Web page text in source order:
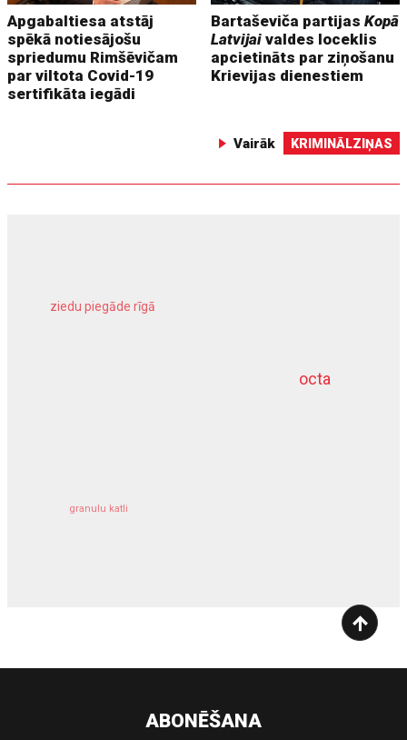
Apgabaltiesa atstāj
spēkā notiesājošu
spriedumu Rimšēvičam
par viltota Covid-19
sertifikāta iegādi
Bartaševiča partijasKopā
Latvijai valdes loceklis
apcietināts par ziņošanu
Krievijas dienestiem
Vairāk KRIMINĀLZIŅAS
octa
ziedu piegāde rīgā
granulu katli
dziļurbums
ABONĒŠANA